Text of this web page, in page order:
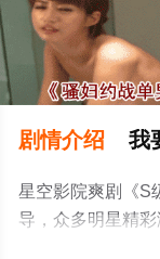
剧情介绍 我
星空影院爽剧《S
导，众多明星精
揭晓（1-1全集）